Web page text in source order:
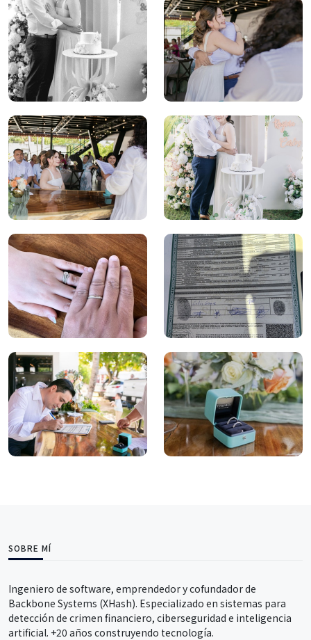
SOBRE MÍ
Ingeniero de software, emprendedor y cofundador de
Backbone Systems (XHash). Especializado en sistemas para
detección de crimen financiero, ciberseguridad e inteligencia
artificial. +20 años construyendo tecnología.